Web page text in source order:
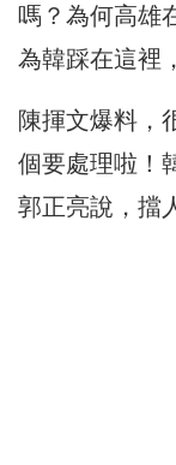
嗎？為何高雄
為韓踩在這裡
陳揮文爆料，
個要處理啦！
郭正亮說，擋